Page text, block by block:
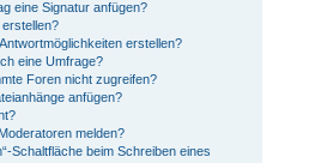
eine Signatur anfügen?
erstellen?
eine Umfrage?
Foren nicht zugreifen?
anfügen?
melden?
Schaltfläche beim Schreiben eines